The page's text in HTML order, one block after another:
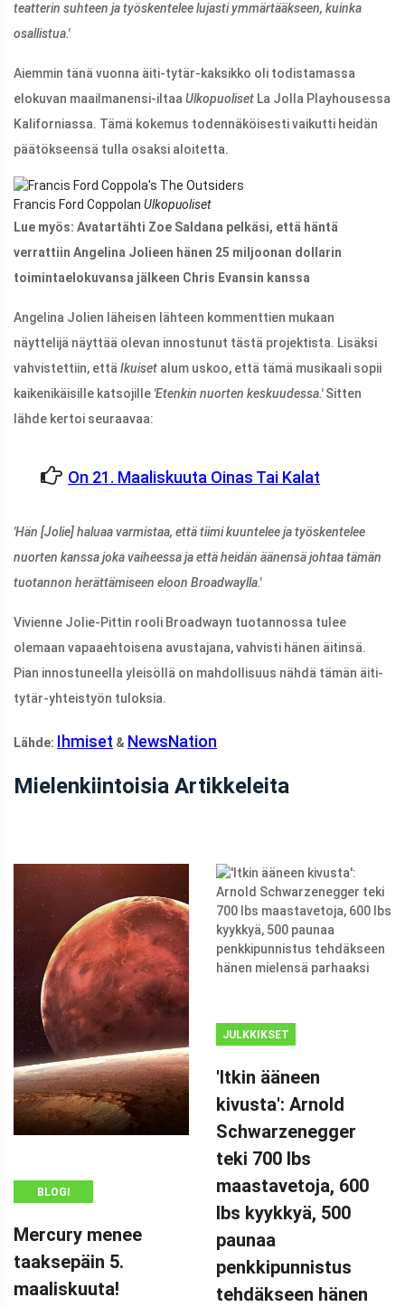
teatterin suhteen ja työskentelee lujasti ymmärtääkseen, kuinka
osallistua.'
Aiemmin tänä vuonna äiti-tytär-kaksikko oli todistamassa
elokuvan maailmanensi-iltaa Ulkopuoliset La Jolla Playhousessa
Kaliforniassa. Tämä kokemus todennäköisesti vaikutti heidän
päätökseensä tulla osaksi aloitetta.
Francis Ford Coppolan Ulkopuoliset
Lue myös: Avatartähti Zoe Saldana pelkäsi, että häntä
verrattiin Angelina Jolieen hänen 25 miljoonan dollarin
toimintaelokuvansa jälkeen Chris Evansin kanssa
Angelina Jolien läheisen lähteen kommenttien mukaan
näyttelijä näyttää olevan innostunut tästä projektista. Lisäksi
vahvistettiin, että Ikuiset alum uskoo, että tämä musikaali sopii
kaikenikäisille katsojille 'Etenkin nuorten keskuudessa.'Sitten
lähde kertoi seuraavaa:
On 21. Maaliskuuta Oinas Tai Kalat
'Hän [Jolie] haluaa varmistaa, että tiimi kuuntelee ja työskentelee
nuorten kanssa joka vaiheessa ja että heidän äänensä johtaa tämän
tuotannon herättämiseen eloon Broadwaylla.'
Vivienne Jolie-Pittin rooli Broadwayn tuotannossa tulee
olemaan vapaaehtoisena avustajana, vahvisti hänen äitinsä.
Pian innostuneella yleisöllä on mahdollisuus nähdä tämän äiti-
tytär-yhteistyön tuloksia.
Lähde: Ihmiset & NewsNation
Mielenkiintoisia Artikkeleita
BLOGI
Mercury menee
taaksepäin 5.
maaliskuuta!
JULKKIKSET
(ADSBYGOOGLE
=
WINDOW.ADSBYGOOGLE
|| []).PUSH({});
ARNOLD
SCHWARZENEGGER
TEKI 700 LBS
MAASTAVETOJA
'Itkin ääneen
kivusta': Arnold
Schwarzenegger
teki 700 lbs
maastavetoja, 600
lbs kyykkyä, 500
paunaa
penkkipunnistus
tehdäkseen hänen